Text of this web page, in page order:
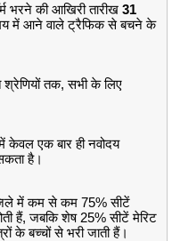
भरने की आखिरी तारीख 31
में आने वाले ट्रैफिक से बचने के
श्रेणियों तक, सभी के लिए
केवल एक बार ही नवोदय
है।
में कम से कम 75% सीटें
हैं, जबकि शेष 25% सीटें मेरिट
के बच्चों से भरी जाती हैं।